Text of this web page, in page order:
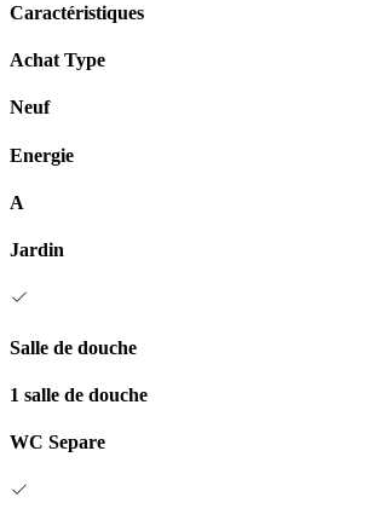
Caractéristiques
Achat Type
Neuf
Energie
A
Jardin
Salle de douche
1 salle de douche
WC Separe